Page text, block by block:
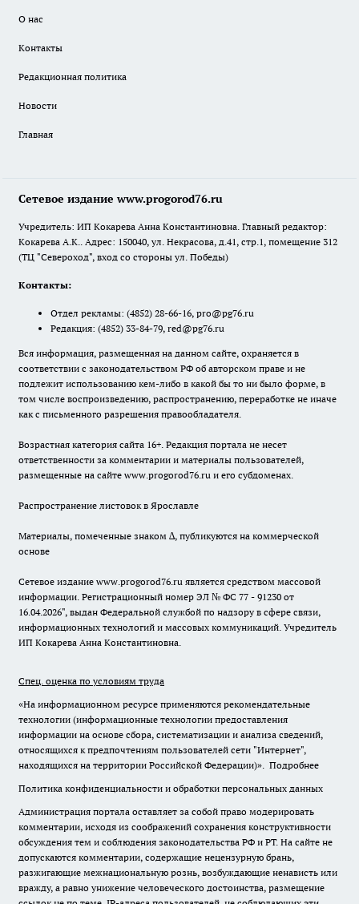
О нас
Контакты
Редакционная политика
Новости
Главная
Сетевое издание www.progorod76.ru
Учредитель: ИП Кокарева Анна Константиновна. Главный редактор:
Кокарева А.К.. Адрес: 150040, ул. Некрасова, д.41, стр.1, помещение 312
(ТЦ "Североход", вход со стороны ул. Победы)
Контакты:
Отдел рекламы: (4852) 28-66-16, pro@pg76.ru
Редакция: (4852) 33-84-79, red@pg76.ru
Вся информация, размещенная на данном сайте, охраняется в
соответствии с законодательством РФ об авторском праве и не
подлежит использованию кем-либо в какой бы то ни было форме, в
том числе воспроизведению, распространению, переработке не иначе
как с письменного разрешения правообладателя.
Возрастная категория сайта 16+. Редакция портала не несет
ответственности за комментарии и материалы пользователей,
размещенные на сайте www.progorod76.ru и его субдоменах.
Распространение листовок в Ярославле
Материалы, помеченные знаком ∆, публикуются на коммерческой
основе
Сетевое издание www.progorod76.ru является средством массовой
информации. Регистрационный номер ЭЛ № ФС 77 - 91230 от
16.04.2026", выдан Федеральной службой по надзору в сфере связи,
информационных технологий и массовых коммуникаций. Учредитель
ИП Кокарева Анна Константиновна.
Спец. оценка по условиям труда
«На информационном ресурсе применяются рекомендательные
технологии (информационные технологии предоставления
информации на основе сбора, систематизации и анализа сведений,
относящихся к предпочтениям пользователей сети "Интернет",
находящихся на территории Российской Федерации)». Подробнее
Политика конфиденциальности и обработки персональных данных
Администрация портала оставляет за собой право модерировать
комментарии, исходя из соображений сохранения конструктивности
обсуждения тем и соблюдения законодательства РФ и РТ. На сайте не
допускаются комментарии, содержащие нецензурную брань,
разжигающие межнациональную рознь, возбуждающие ненависть или
вражду, а равно унижение человеческого достоинства, размещение